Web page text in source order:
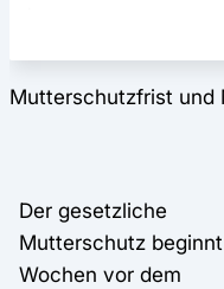
Mutterschutzfrist und
Der gesetzliche
Mutterschutz
Wochen vor dem